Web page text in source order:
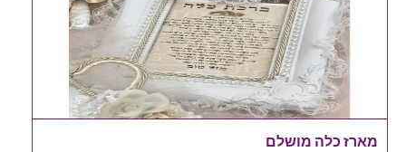
מארז כלה מושלם